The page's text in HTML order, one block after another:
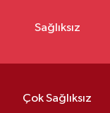
Sağlıksız
Çok Sağlıksız